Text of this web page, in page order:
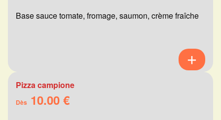
Base sauce tomate, fromage, saumon, crème fraîche
Pizza campione
Dès 10.00 €